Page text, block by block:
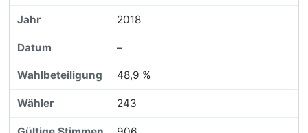
2018
–
48,9 %
243